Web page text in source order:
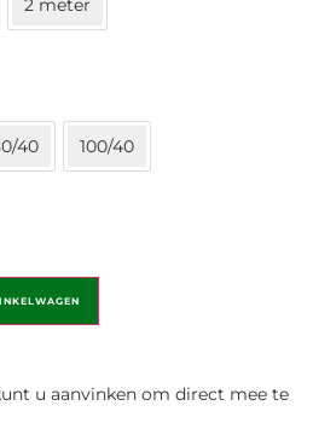
2 meter
40 100/40
u aanvinken om direct mee te